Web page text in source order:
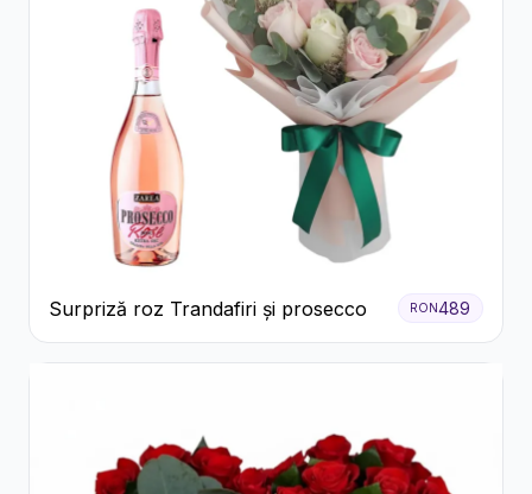
Surpriză roz Trandafiri și prosecco RON 489